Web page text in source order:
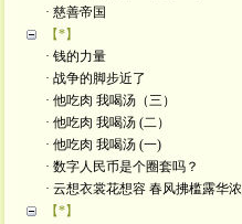
· 慈善帝国
【*】
· 钱的力量
· 战争的脚步近了
· 他吃肉 我喝汤（三）
· 他吃肉 我喝汤 (二）
· 他吃肉 我喝汤 (一)
· 数字人民币是个圈套吗？
· 云想衣裳花想容 春风拂槛露华浓
【*】